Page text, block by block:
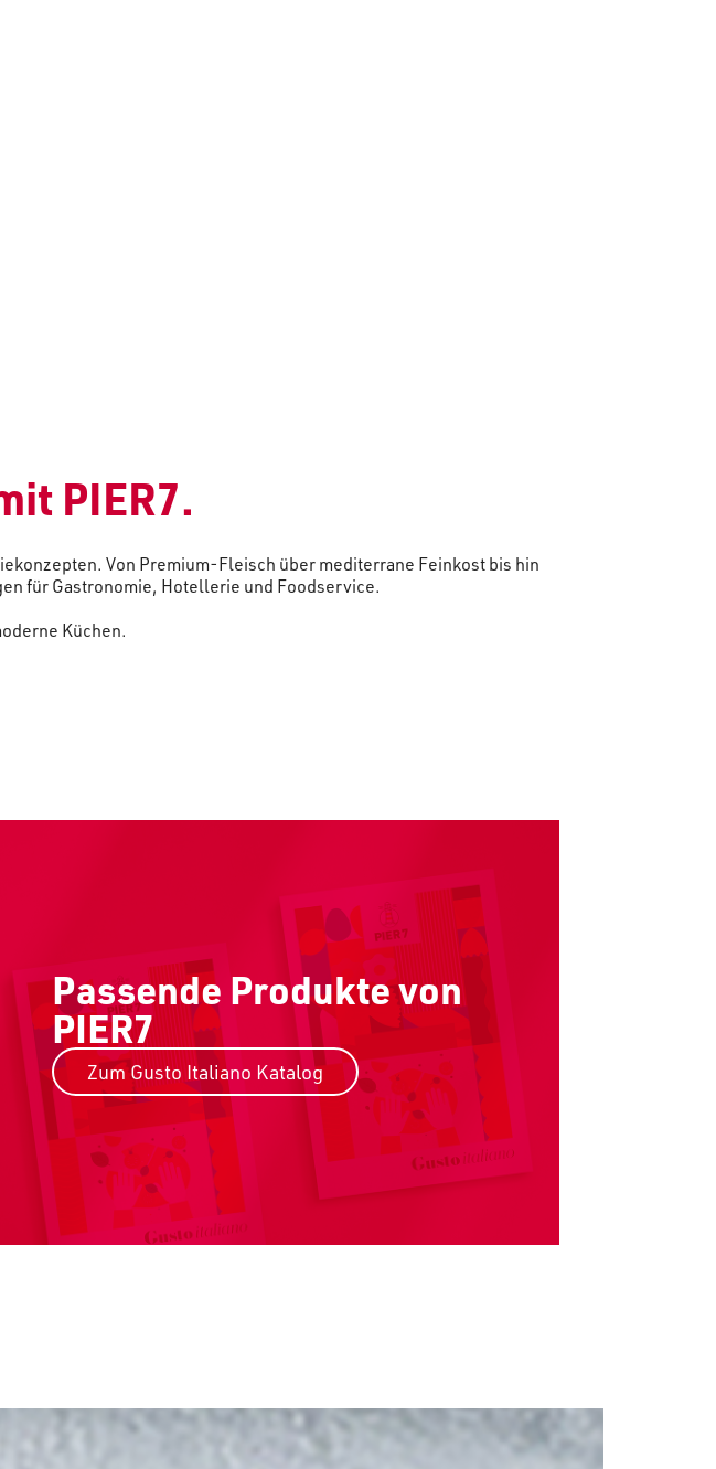
PIER7.
Von Premium-Fleisch über mediterrane Feinkost bis hin
für Gastronomie, Hotellerie und Foodservice.
Küchen.
Passende Produkte von
PIER7
Zum Gusto Italiano Katalog